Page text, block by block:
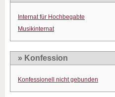
Internat für Hochbegabte
Musikinternat
» Konfession
Konfessionell nicht gebunden